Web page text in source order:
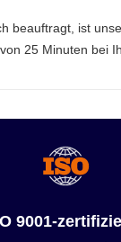
beauftragt, ist
25 Minuten bei
9001-